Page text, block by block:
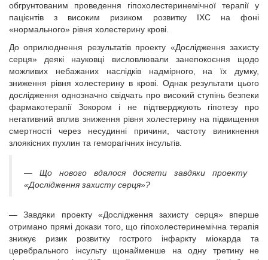
обгрунтованим проведення гіпохолестеринемічної терапії у
пацієнтів з високим ризиком розвитку ІХС на фоні
«нормального» рівня холестерину крові.
До оприлюднення результатів проекту «Дослідження захисту
серця» деякі науковці висловлювали занепокоєння щодо
можливих небажаних наслідків надмірного, на їх думку,
зниження рівня холестерину в крові. Однак результати цього
дослідження однозначно свідчать про високий ступінь безпеки
фармакотерапії Зокором і не підтверджують гіпотезу про
негативний вплив зниження рівня холестерину на підвищення
смертності через несудинні причини, частоту виникнення
злоякісних пухлин та геморагічних інсультів.
— Що нового вдалося досягти завдяки проекту
«Дослідження захисту серця»?
— Завдяки проекту «Дослідження захисту серця» вперше
отримано прямі докази того, що гіпохолестеринемічна терапія
знижує ризик розвитку гострого інфаркту міокарда та
церебрального інсульту щонайменше на одну третину не